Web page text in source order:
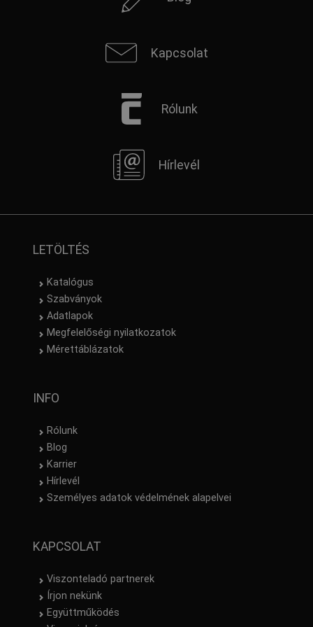
Kapcsolat
Rólunk
Hírlevél
LETÖLTÉS
Katalógus
Szabványok
Adatlapok
Megfelelőségi nyilatkozatok
Mérettáblázatok
INFO
Rólunk
Blog
Karrier
Hírlevél
Személyes adatok védelmének alapelvei
KAPCSOLAT
Viszonteladó partnerek
Írjon nekünk
Együttműködés